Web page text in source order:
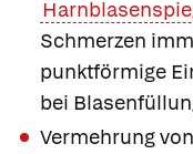
Schmerzen
punktförmige
bei
Vermehrung